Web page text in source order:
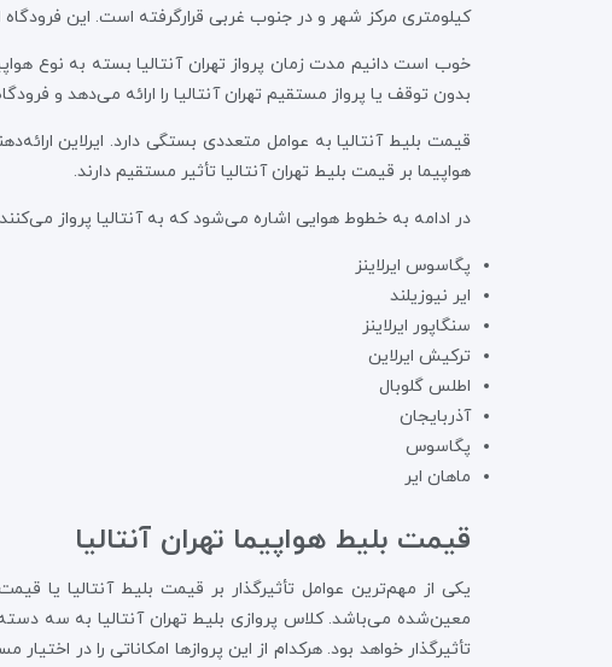
کیلومتری مرکز شهر و در جنوب غربی قرارگرفته است. این فرودگاه از طریق
بدون توقف یا پرواز مستقیم تهران آنتالیا را ارائه می‌دهد و
قیمت بلیط آنتالیا به عوامل متعددی بستگی دارد. ایرلاین
هواپیما بر قیمت بلیط تهران آنتالیا تأثیر مستقیم دارند.
در ادامه به خطوط هوایی اشاره می‌شود که به آنتالیا پرواز
پگاسوس ایرلاینز
ایر نیوزیلند
سنگاپور ایرلاینز
ترکیش ایرلاین
اطلس گلوبال
آذربایجان
پگاسوس
ماهان ایر
قیمت بلیط هواپیما تهران آنتالیا
یکی از مهم‌ترین عوامل تأثیرگذار بر قیمت بلیط آنتالیا یا
معین‌شده می‌باشد. کلاس پروازی بلیط تهران آنتالیا به سه
تأثیرگذار خواهد بود. هرکدام از این پروازها امکاناتی را در